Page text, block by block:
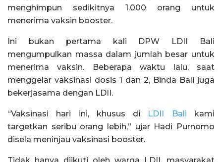
menghimpun sedikitnya 1.000 orang untuk
menerima vaksin booster.
Ini bukan pertama kali DPW LDII Bali
mengumpulkan massa dalam jumlah besar untuk
menerima vaksin. Beberapa waktu lalu, saat
menggelar vaksinasi dosis 1 dan 2, Binda Bali juga
bekerjasama dengan LDII.
“Vaksinasi hari ini, khusus di LDII Bali kami
targetkan seribu orang lebih,” ujar Hadi Purnomo
disela meninjau vaksinasi booster.